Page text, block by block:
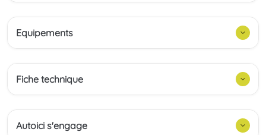
Equipements
Fiche technique
Autoici s'engage